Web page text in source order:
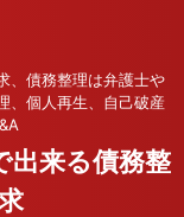
、債務整理は弁護士や
、個人再生、自己破産
出来る債務整